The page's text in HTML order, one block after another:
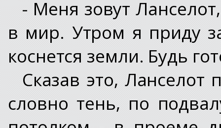
- Меня зовут
в мир. Утром я приду
коснется земли. Будь
Сказав это, Ланселот
словно тень, по